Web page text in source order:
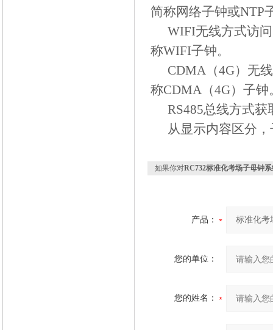
简称网络子钟或NTP
WIFI无线方式访
称WIFI子钟。
CDMA （4G）无
称CDMA （4G）子钟
RS485总线方式获
从显示内容区分
如果你对RC732标准化考场子母钟
产品：
您的单位：
您的姓名：